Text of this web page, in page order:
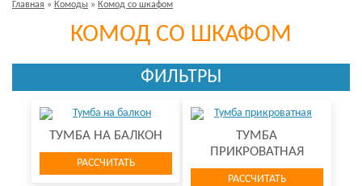
Главная » Комоды » Комод со шкафом
КОМОД СО ШКАФОМ
ФИЛЬТРЫ
ТУМБА НА БАЛКОН
РАССЧИТАТЬ
ТУМБА
ПРИКРОВАТНАЯ
РАССЧИТАТЬ